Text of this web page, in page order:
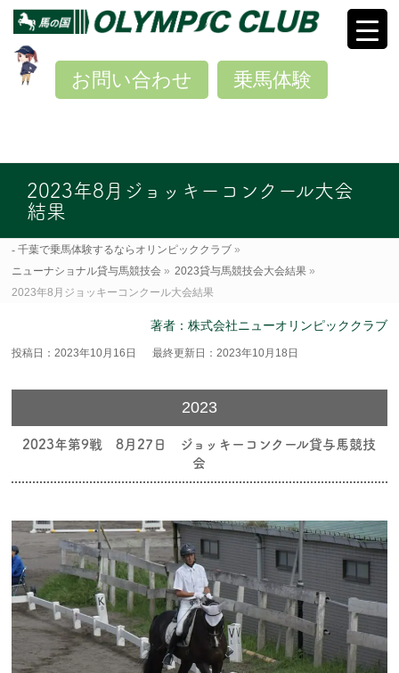
乗馬体験
お問い合わせ
2023年8月ジョッキーコンクール大会
結果
千葉で乗馬体験するならオリンピッククラブ »
ニューナショナル貸与馬競技会 » 2023貸与馬競技会大会結果 »
2023年8月ジョッキーコンクール大会結果
著者：株式会社ニューオリンピッククラブ
投稿日：2023年10月16日 最終更新日：2023年10月18日
2023
2023年第9戦 8月27日 ジョッキーコンクール貸与馬競技
会